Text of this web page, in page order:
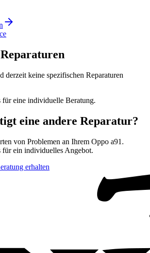
Reparaturen
derzeit keine spezifischen Reparaturen
für eine individuelle Beratung.
eine andere Reparatur?
von Problemen an Ihrem Oppo a91 .
für ein individuelles Angebot.
erhalten